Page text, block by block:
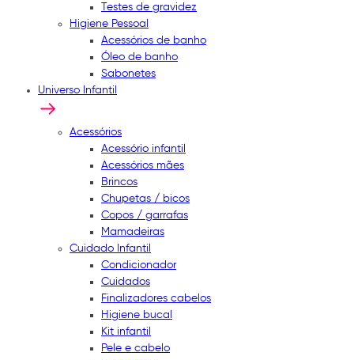
Testes de gravidez
Higiene Pessoal
Acessórios de banho
Óleo de banho
Sabonetes
Universo Infantil
Acessórios
Acessório infantil
Acessórios mães
Brincos
Chupetas / bicos
Copos / garrafas
Mamadeiras
Cuidado Infantil
Condicionador
Cuidados
Finalizadores cabelos
Higiene bucal
Kit infantil
Pele e cabelo